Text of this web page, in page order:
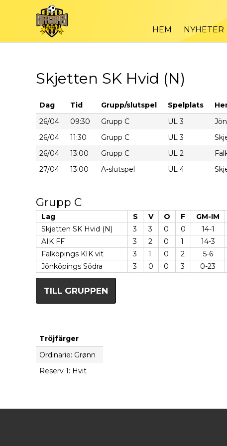
HEM NYHETER
Skjetten SK Hvid (N)
Dag Tid Grupp/slutspel Spelplats
26/04
09:30 Grupp C UL 3
26/04
11:30 Grupp C UL 3
26/04
13:00 Grupp C UL 2
27/04
13:00 A-slutspel UL 4
Grupp C
Lag S V O F GM-IM
Skjetten SK Hvid (N)
3 3 0 0 14-1
AIK FF
3 2 0 1 14-3
Falköpings KIK vit
3 1 0 2 5-6
Jönköpings Södra
3 0 0 3 0-23
TILL GRUPPEN
Tröjfärger
Ordinarie: Grønn
Reserv 1: Hvit